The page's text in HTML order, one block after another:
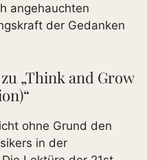
angehauchten
der Gedanken
„Think and Grow
ohne Grund den
in der